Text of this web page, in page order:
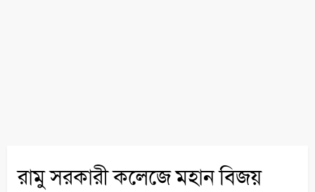
রামু সরকারী কলেজে মহান বিজয়